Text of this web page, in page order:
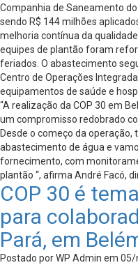
Companhia de Saneamento
sendo R$ 144 milhões
melhoria contínua da
equipes de plantão foram
feriados. O abastecimento
Centro de Operações
equipamentos de saúde e
“A realização da COP 30 em
um compromisso redobrado
Desde o começo da
abastecimento de água e
fornecimento, com
plantão “, afirma André Facó,
COP 30 é
para
Pará, em
Postado por WP Admin em